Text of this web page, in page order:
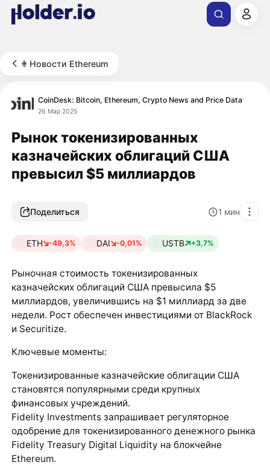
Новости Ethereum
CoinDesk: Bitcoin, Ethereum, Crypto News and Price Data
26 Мар 2025
Рынок токенизированных
казначейских облигаций США
превысил $5 миллиардов
Поделиться 1 мин
ETH -49,3% DAI -0,01% USTB +3,7%
Рыночная стоимость токенизированных
казначейских облигаций США превысила $5
миллиардов, увеличившись на $1 миллиард за две
недели. Рост обеспечен инвестициями от BlackRock
и Securitize.
Ключевые моменты:
Токенизированные казначейские облигации США
становятся популярными среди крупных
финансовых учреждений.
Fidelity Investments запрашивает регуляторное
одобрение для токенизированного денежного рынка
Fidelity Treasury Digital Liquidity на блокчейне
Ethereum.